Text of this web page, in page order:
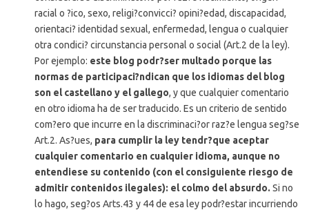
racial o ?ico, sexo, religi?convicci? opini?edad, discapacidad,
orientaci? identidad sexual, enfermedad, lengua o cualquier
otra condici? circunstancia personal o social (Art.2 de la ley).
Por ejemplo: este blog podr?ser multado porque las
normas de participaci?ndican que los idiomas del blog
son el castellano y el gallego, y que cualquier comentario
en otro idioma ha de ser traducido. Es un criterio de sentido
com?ero que incurre en la discriminaci?or raz?e lengua seg?se
Art.2. As?ues, para cumplir la ley tendr?que aceptar
cualquier comentario en cualquier idioma, aunque no
entendiese su contenido (con el consiguiente riesgo de
admitir contenidos ilegales): el colmo del absurdo. Si no
lo hago, seg?os Arts.43 y 44 de esa ley podr?estar incurriendo